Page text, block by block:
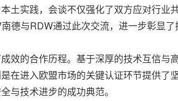
土实践，会谈不仅强化了双方应对行
德与RDW通过此次交流，进一步彰显
效的合作历程。基于深厚的技术互信
在进入欧盟市场的关键认证环节提供
与技术进步的成功典范。